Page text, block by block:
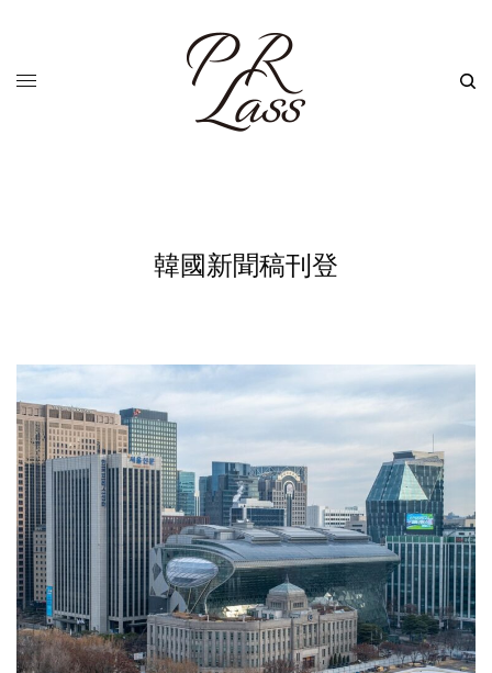
韓國新聞稿刊登